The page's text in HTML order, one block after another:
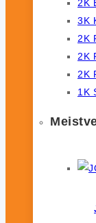
2K
3K
2K
2K
2K
1K